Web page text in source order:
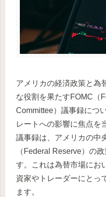
アメリカの経済政策と為
な役割を果たすFOMC（
Committee）議事録につ
レートへの影響に焦点を
議事録は、アメリカの中
（Federal Reserve）の
す。これは為替市場にお
資家やトレーダーにとっ
ます。